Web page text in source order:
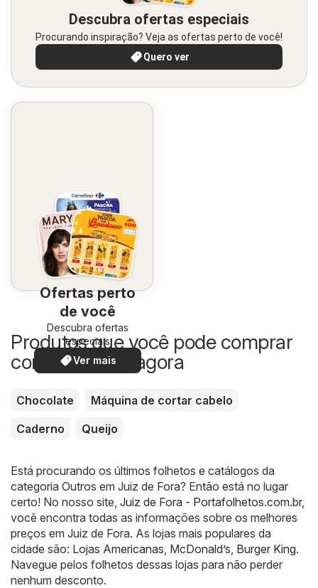
Descubra ofertas especiais
Procurando inspiração? Veja as ofertas perto de você!
Quero ver
Ofertas perto
de você
Descubra ofertas
especiais
Ver mais
Produtos que você pode comprar
com desconto agora
Chocolate
Máquina de cortar cabelo
Caderno
Queijo
Está procurando os últimos folhetos e catálogos da
categoria Outros em Juiz de Fora? Então está no lugar
certo! No nosso site, Juiz de Fora - Portafolhetos.com.br,
você encontra todas as informações sobre os melhores
preços em Juiz de Fora. As lojas mais populares da
cidade são: Lojas Americanas McDonald’s Burger King.
Navegue pelos folhetos dessas lojas para não perder
nenhum desconto.